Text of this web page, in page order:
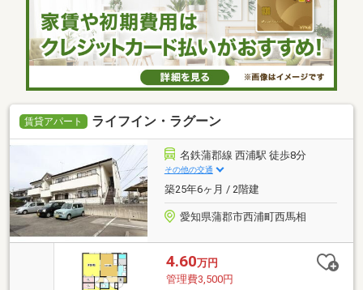
賃貸アパート ライフイン・ラグーン
名鉄蒲郡線 西浦駅 徒歩8分
その他の交通
築25年6ヶ月 / 2階建
愛知県蒲郡市西浦町西馬相
4.60万円
管理費3,500円